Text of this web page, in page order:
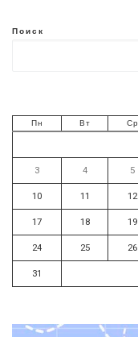
Поиск
Пн Вт Ср
3 4 5
10 11 12
17 18 19
24 25 26
31